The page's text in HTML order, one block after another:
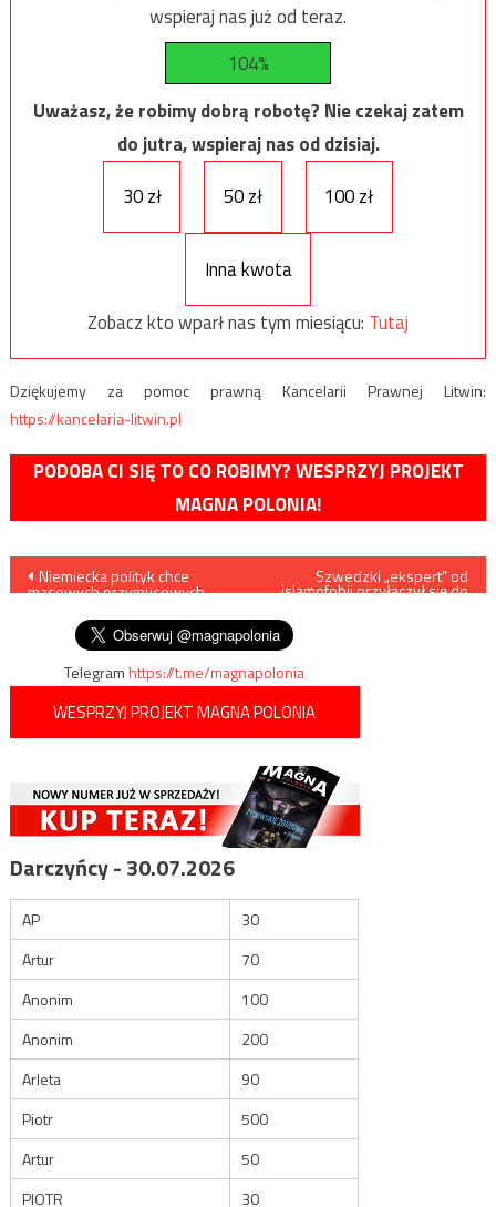
wspieraj nas już od teraz.
104%
Uważasz, że robimy dobrą robotę? Nie czekaj zatem
do jutra, wspieraj nas od dzisiaj.
30 zł
50 zł 100 zł
Inna kwota
Zobacz kto wparł nas tym miesiącu: Tutaj
Dziękujemy za pomoc prawną Kancelarii Prawnej Litwin:
https://kancelaria-litwin.pl
PODOBA CI SIĘ TO CO ROBIMY? WESPRZYJ PROJEKT
MAGNA POLONIA!
Nawigacja
wpisu
Niemiecka polityk chce
masowych przymusowych
Szwedzki „ekspert” od
islamofobii przyłączył się do
Telegramhttps://t.me/magnapolonia
WESPRZYJ PROJEKT MAGNA POLONIA
Darczyńcy - 30.07.2026
AP
30
Artur
70
Anonim
100
Anonim
200
Arleta
90
Piotr
500
Artur
50
PIOTR
30